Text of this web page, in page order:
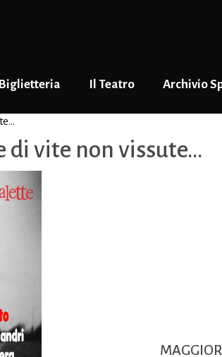
Biglietteria Il Teatro Archivio
di vite non vissute…